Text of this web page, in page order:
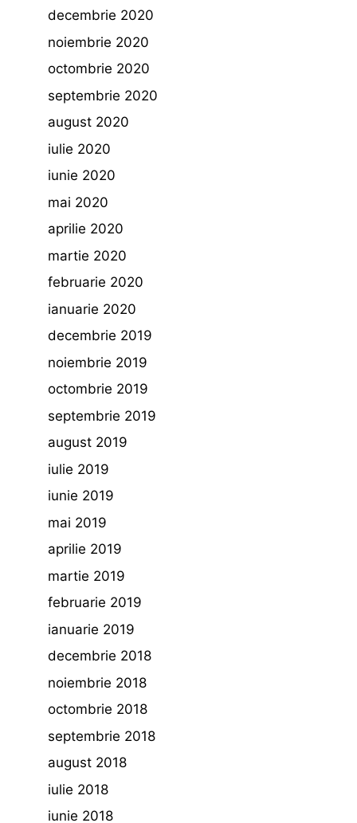
decembrie 2020
noiembrie 2020
octombrie 2020
septembrie 2020
august 2020
iulie 2020
iunie 2020
mai 2020
aprilie 2020
martie 2020
februarie 2020
ianuarie 2020
decembrie 2019
noiembrie 2019
octombrie 2019
septembrie 2019
august 2019
iulie 2019
iunie 2019
mai 2019
aprilie 2019
martie 2019
februarie 2019
ianuarie 2019
decembrie 2018
noiembrie 2018
octombrie 2018
septembrie 2018
august 2018
iulie 2018
iunie 2018